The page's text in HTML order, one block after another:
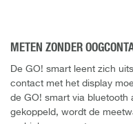
METEN ZONDER
De GO! smart leent zich
contact met het display
de GO! smart via bluetooth
gekoppeld, wordt de